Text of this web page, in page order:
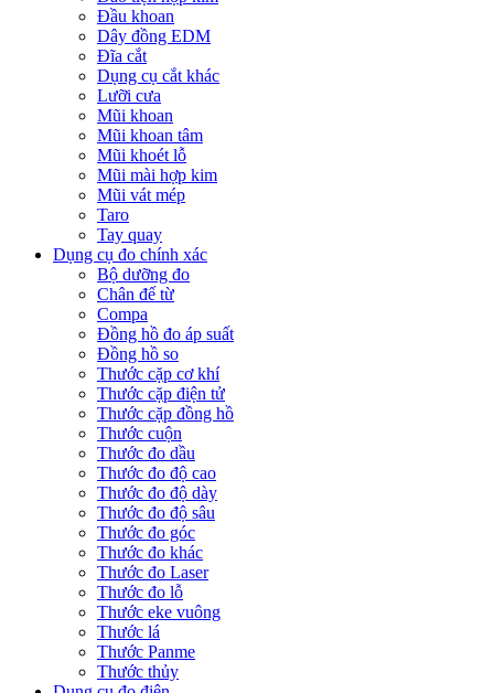
Đầu khoan
Dây đồng EDM
Đĩa cắt
Dụng cụ cắt khác
Lưỡi cưa
Mũi khoan
Mũi khoan tâm
Mũi khoét lỗ
Mũi mài hợp kim
Mũi vát mép
Taro
Tay quay
Dụng cụ đo chính xác
Bộ dưỡng đo
Chân đế từ
Compa
Đồng hồ đo áp suất
Đồng hồ so
Thước cặp cơ khí
Thước cặp điện tử
Thước cặp đồng hồ
Thước cuộn
Thước đo dầu
Thước đo độ cao
Thước đo độ dày
Thước đo độ sâu
Thước đo góc
Thước đo khác
Thước đo Laser
Thước đo lỗ
Thước eke vuông
Thước lá
Thước Panme
Thước thủy